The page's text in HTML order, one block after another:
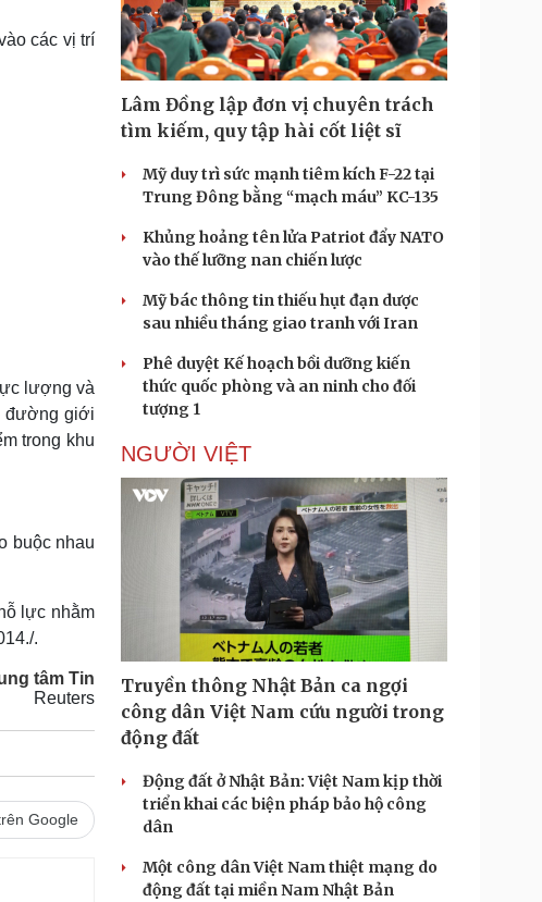
Doanh nghiệp 24h
Doanh nhân
Vì cộng đồng
Tin Công nghệ
Trải nghiệm
Chuyển đổi số
Podcast
Câu chuyện thời sự
Đọc truyện đêm khuya
Cửa sổ tình yêu
Hạt giống tâm hồn
các vị trí
lượng và
đường giới
trong khu
buộc nhau
lực nhằm
.
tâm Tin
Reuters
Google
Lâm Đồng lập đơn vị chuyên trách
tìm kiếm, quy tập hài cốt liệt sĩ
Mỹ duy trì sức mạnh tiêm kích F-22 tại
Trung Đông bằng “mạch máu” KC-135
Khủng hoảng tên lửa Patriot đẩy NATO
vào thế lưỡng nan chiến lược
Mỹ bác thông tin thiếu hụt đạn dược
sau nhiều tháng giao tranh với Iran
Phê duyệt Kế hoạch bồi dưỡng kiến
thức quốc phòng và an ninh cho đối
tượng 1
NGƯỜI VIỆT
Truyền thông Nhật Bản ca ngợi
công dân Việt Nam cứu người trong
động đất
Động đất ở Nhật Bản: Việt Nam kịp thời
triển khai các biện pháp bảo hộ công
dân
Một công dân Việt Nam thiệt mạng do
động đất tại miền Nam Nhật Bản